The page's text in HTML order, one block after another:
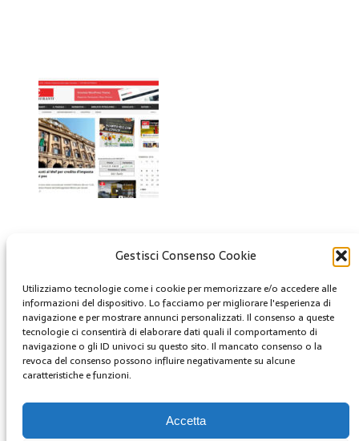
Gestisci Consenso Cookie
Utilizziamo tecnologie come i cookie per memorizzare e/o accedere alle
informazioni del dispositivo. Lo facciamo per migliorare l'esperienza di
navigazione e per mostrare annunci personalizzati. Il consenso a queste
tecnologie ci consentirà di elaborare dati quali il comportamento di
navigazione o gli ID univoci su questo sito. Il mancato consenso o la
revoca del consenso possono influire negativamente su alcune
caratteristiche e funzioni.
Accetta
Questa opera è concessa in licenza con i termini
CC BY 4.0
MENU